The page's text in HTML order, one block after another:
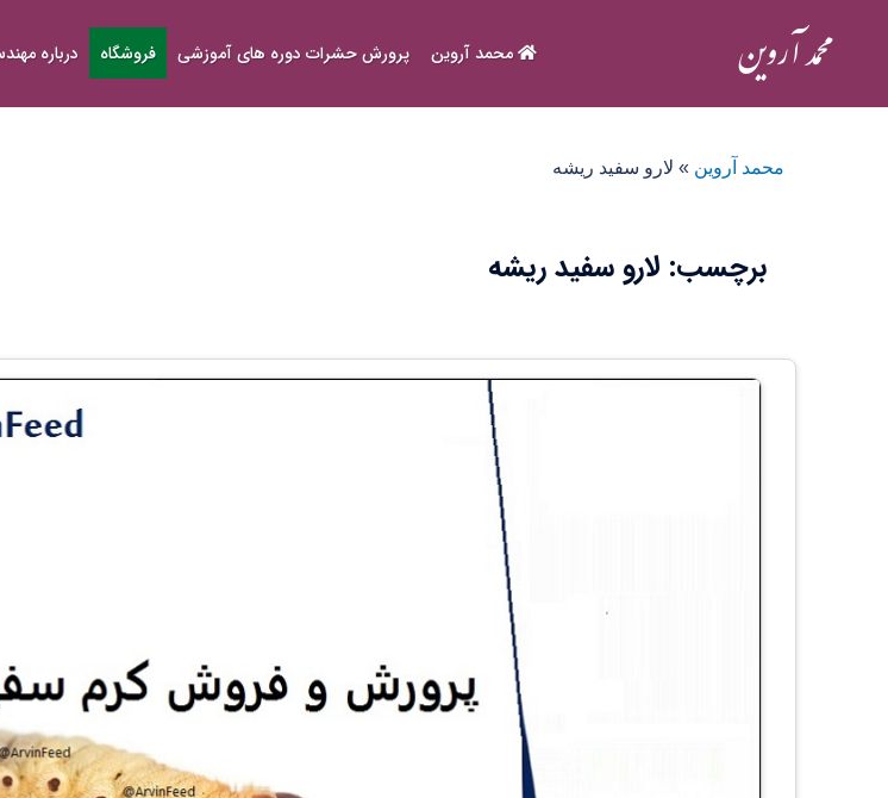
محمد آروین پرورش حشرات دوره های آموزشی فروشگاه درباره
محمد آروین » لارو سفید ریشه
برچسب: لارو سفید ریشه